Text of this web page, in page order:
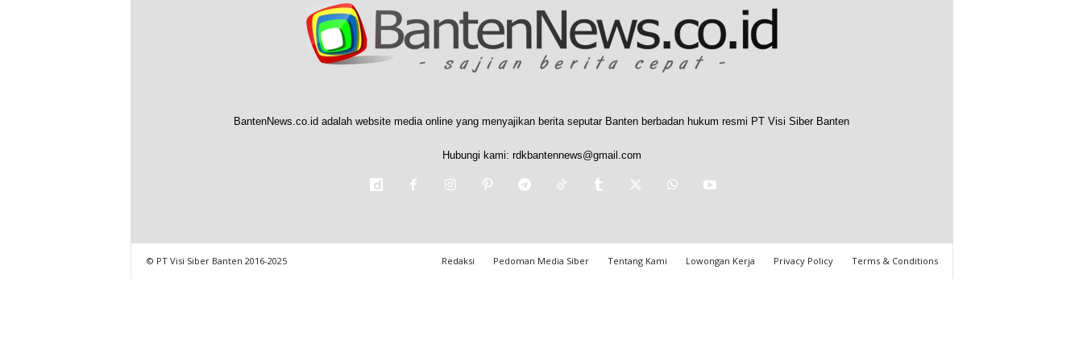
BantenNews.co.id adalah website media online yang menyajikan berita seputar Banten berbadan hukum resmi PT Visi Siber Banten
Hubungi kami: rdkbantennews@gmail.com
Redaksi Pedoman Media Siber Tentang Kami Lowongan Kerja Privacy Policy Terms & Conditions
© PT Visi Siber Banten 2016-2025